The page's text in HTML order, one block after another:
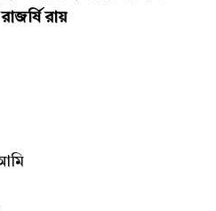
রায়